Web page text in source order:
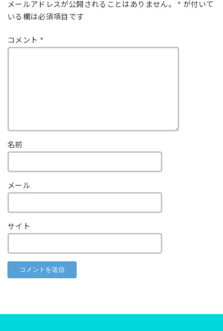
メールアドレスが公開されることはありません。 * が付いて
いる欄は必須項目です
コメント *
名前
メール
サイト